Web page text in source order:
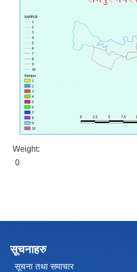
Weight:
0
सूचनाहरु
सूचना तथा समाचार